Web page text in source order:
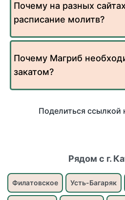
Почему на разных
расписание молитв?
Почему Магриб
закатом?
Поделиться ссылкой
Рядом с г.
Филатовское Усть-Багаряк